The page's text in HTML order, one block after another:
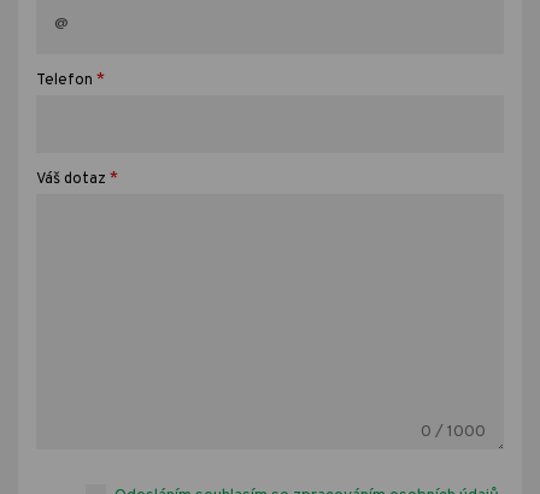
Telefon *
Váš dotaz *
0 / 1000